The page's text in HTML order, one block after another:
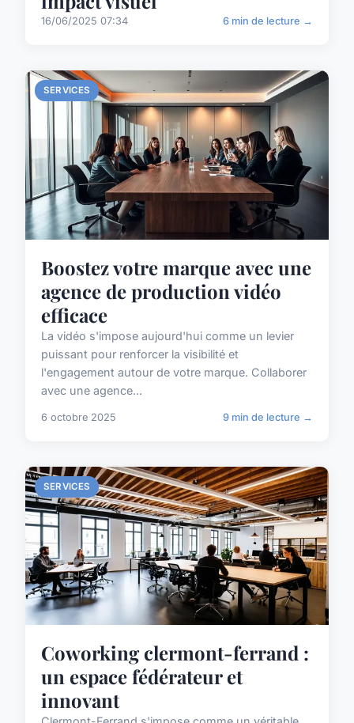
16/06/2025 07:34 6 min de lecture →
SERVICES
Boostez votre marque avec une
agence de production vidéo
efficace
La vidéo s'impose aujourd'hui comme un levier
puissant pour renforcer la visibilité et
l'engagement autour de votre marque. Collaborer
avec une agence...
6 octobre 2025 9 min de lecture →
SERVICES
Coworking clermont-ferrand :
un espace fédérateur et
innovant